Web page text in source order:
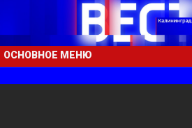
ОСНОВНОЕ МЕНЮ